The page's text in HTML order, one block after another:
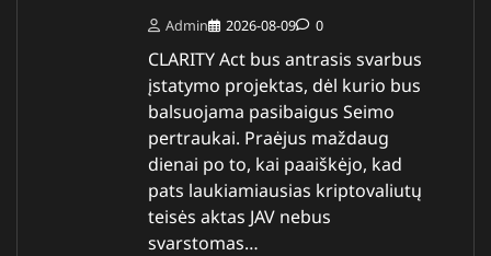
Admin 2026-08-09 0
CLARITY Act bus antrasis svarbus
įstatymo projektas, dėl kurio bus
balsuojama pasibaigus Seimo
pertraukai. Praėjus maždaug
dienai po to, kai paaiškėjo, kad
pats laukiamiausias kriptovaliutų
teisės aktas JAV nebus
svarstomas…